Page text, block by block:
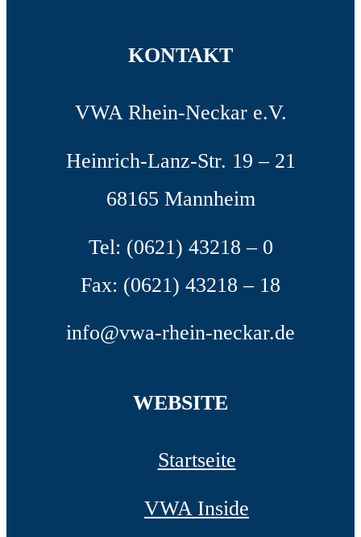
KONTAKT
VWA Rhein-Neckar e.V.
Heinrich-Lanz-Str. 19 – 21
68165 Mannheim
Tel: (0621) 43218 – 0
Fax: (0621) 43218 – 18
info@vwa-rhein-neckar.de
WEBSITE
Startseite
VWA Inside